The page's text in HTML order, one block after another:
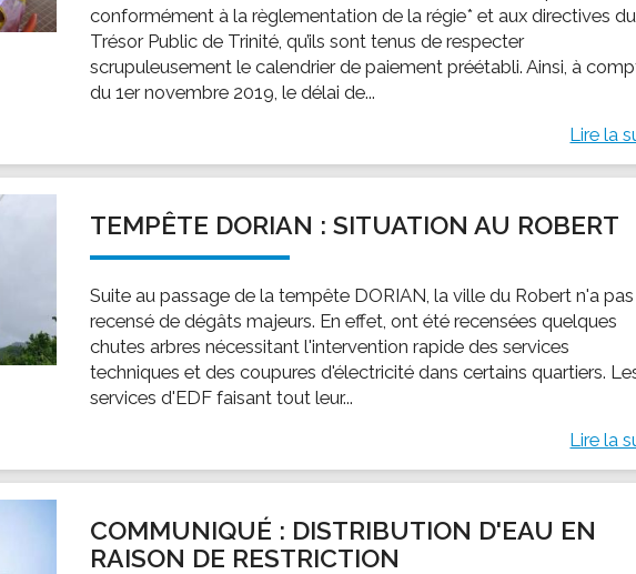
conformément à la règlementation de la régie* et aux directives du
Trésor Public de Trinité, qu’ils sont tenus de respecter
scrupuleusement le calendrier de paiement préétabli. Ainsi, à
du 1er novembre 2019, le délai de...
Lire la
TEMPÊTE DORIAN : SITUATION AU ROBERT
Suite au passage de la tempête DORIAN, la ville du Robert n'a pas
recensé de dégâts majeurs. En effet, ont été recensées quelques
chutes arbres nécessitant l'intervention rapide des services
techniques et des coupures d'électricité dans certains quartiers.
services d'EDF faisant tout leur...
Lire la
COMMUNIQUÉ : DISTRIBUTION D'EAU EN
RAISON DE RESTRICTION